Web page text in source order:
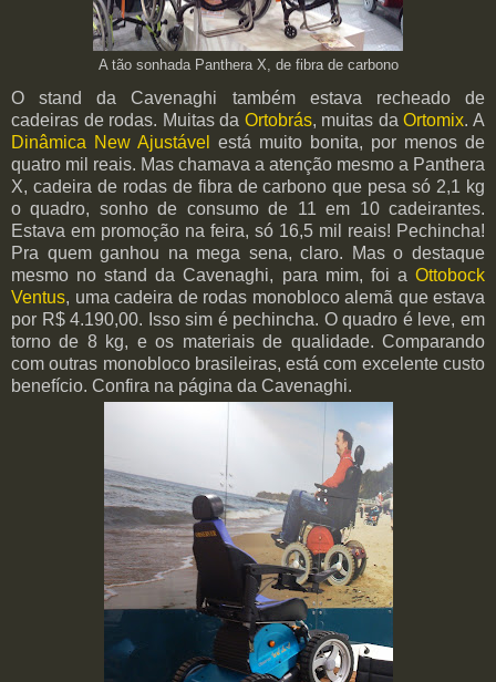
A tão sonhada Panthera X, de fibra de carbono
O stand da Cavenaghi também estava recheado de
cadeiras de rodas. Muitas da Ortobrás, muitas daOrtomix. A
Dinâmica New Ajustável
está muito bonita, por menos de
quatro mil reais. Mas chamava a atenção mesmo a Panthera
X, cadeira de rodas de fibra de carbono que pesa só 2,1 kg
o quadro, sonho de consumo de 11 em 10 cadeirantes.
Estava em promoção na feira, só 16,5 mil reais! Pechincha!
Pra quem ganhou na mega sena, claro. Mas o destaque
mesmo no stand da Cavenaghi, para mim, foi a Ottobock
Ventus, uma cadeira de rodas monobloco alemã que estava
por R$ 4.190,00. Isso sim é pechincha. O quadro é leve, em
torno de 8 kg, e os materiais de qualidade. Comparando
com outras monobloco brasileiras, está com excelente custo
benefício. Confira na página da Cavenaghi.